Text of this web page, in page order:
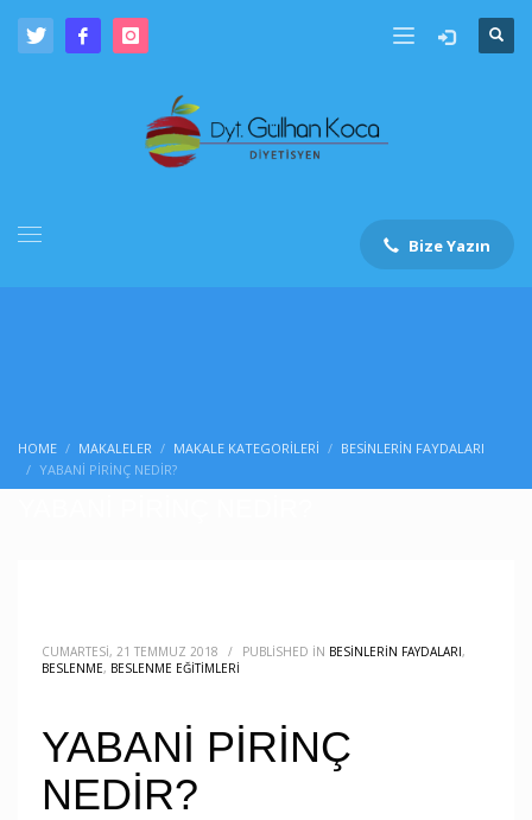
Bize Yazın
HOME MAKALELER MAKALE KATEGORILERI
BESINLERIN FAYDALARI
YABANİ PİRİNÇ NEDİR?
CUMARTESI, 21 TEMMUZ 2018 / PUBLISHED IN BESINLERIN FAYDALARI,
BESLENME, BESLENME EĞITIMLERI
YABANİ PİRİNÇ
NEDİR?